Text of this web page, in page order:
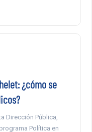
¿cómo se
Dirección Pública,
Política en